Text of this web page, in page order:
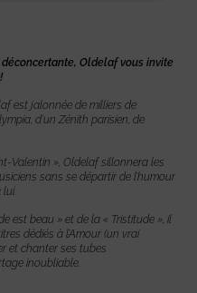
Oldelaf vous invite
est jalonnée de milliers de
d’un Zénith parisien, de
Valentin », Oldelaf sillonnera les
sans se départir de l’humour
lui.
est beau » et de la « Tristitude », il
dédiés à l’Amour (un vrai
et chanter ses tubes
inoubliable.